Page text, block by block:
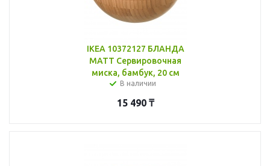
IKEA 10372127 БЛАНДА
МАТТ Сервировочная
миска, бамбук, 20 см
В наличии
15 490₸